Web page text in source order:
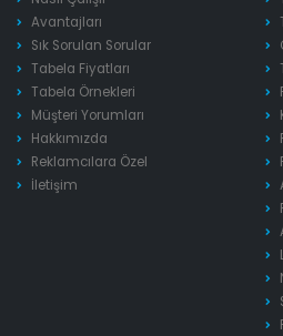
Avantajları
Sık Sorulan Sorular
Tabela Fiyatları
Tabela Örnekleri
Müşteri Yorumları
Hakkımızda
Reklamcılara Özel
İletişim